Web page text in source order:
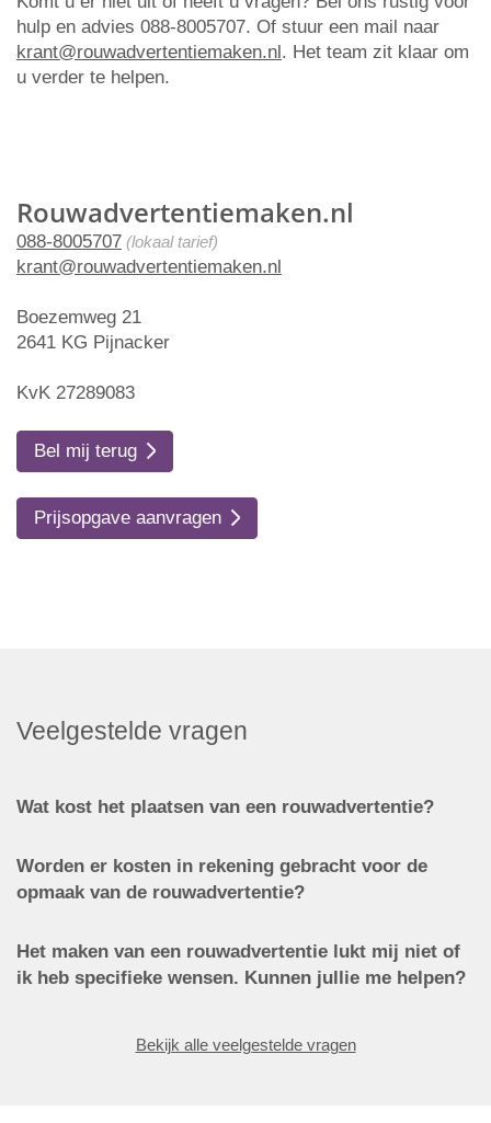
Rouwadvertentiemaken.nl
088-8005707 (lokaal tarief)
krant@rouwadvertentiemaken.nl
Boezemweg 21
2641 KG Pijnacker
KvK 27289083
Bel mij terug
Prijsopgave aanvragen
hulp en advies 088-8005707. Of stuur een mail naar
krant@rouwadvertentiemaken.nl. Het team zit klaar om
u verder te helpen.
Veelgestelde vragen
Wat kost het plaatsen van een rouwadvertentie?
Worden er kosten in rekening gebracht voor de
opmaak van de rouwadvertentie?
Het maken van een rouwadvertentie lukt mij niet of
ik heb specifieke wensen. Kunnen jullie me helpen?
Bekijk alle veelgestelde vragen